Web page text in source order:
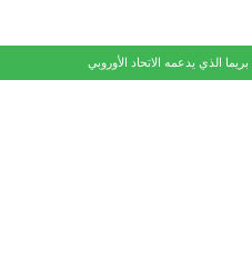
الذي يدعمه الاتحاد الأوروبي